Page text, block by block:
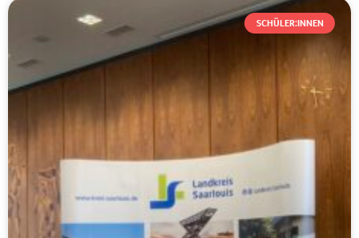
SCHÜLER:INNEN